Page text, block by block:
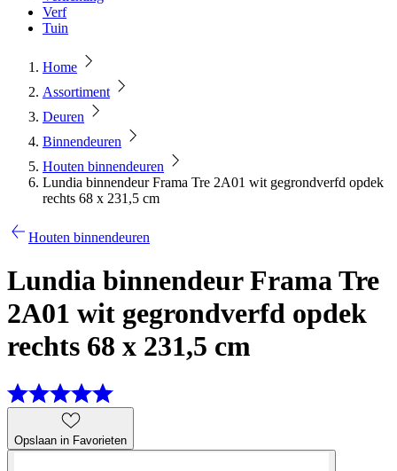
Verf
Tuin
Home
Assortiment
Deuren
Binnendeuren
Houten binnendeuren
Lundia binnendeur Frama Tre 2A01 wit gegrondverfd opdek
rechts 68 x 231,5 cm
Houten binnendeuren
Lundia binnendeur Frama Tre
2A01 wit gegrondverfd opdek
rechts 68 x 231,5 cm
Opslaan in Favorieten